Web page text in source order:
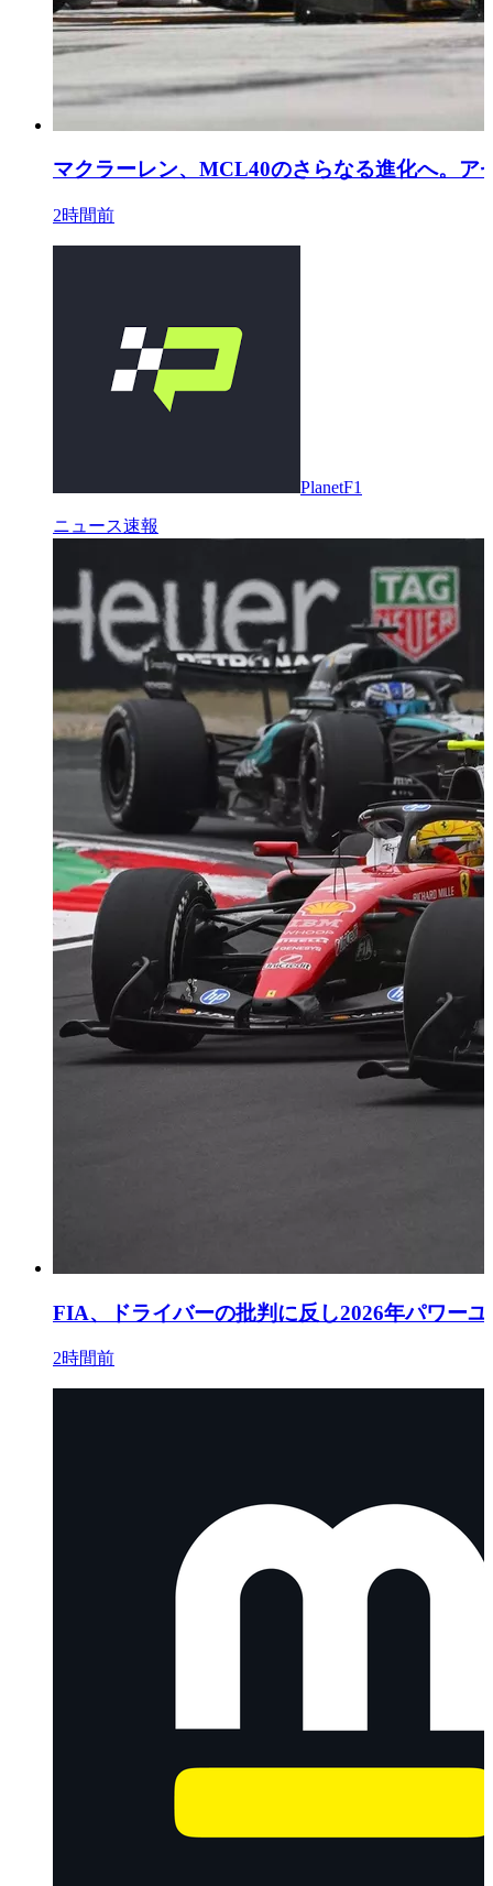
マクラーレン、MCL40のさらなる進化へ。ア
2時間前
PlanetF1
ニュース速報
FIA、ドライバーの批判に反し2026年パワー
2時間前